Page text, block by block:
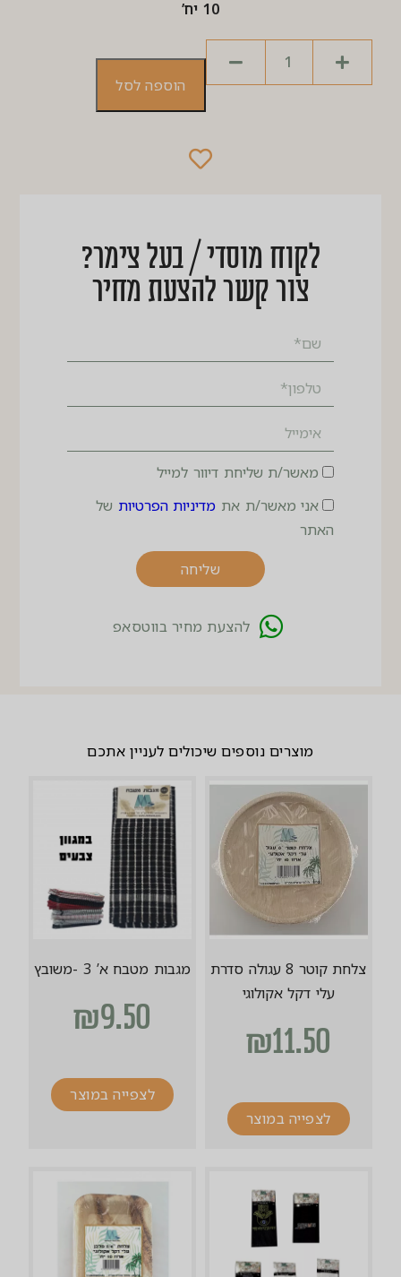
10 יח’
הוספה לסל
לקוח מוסדי / בעל צימר?
צור קשר להצעת מחיר
מאשר/ת שליחת דיוור למייל
אני מאשר/ת את מדיניות הפרטיות של
האתר
שליחה
להצעת מחיר בווטסאפ
מוצרים נוספים שיכולים לעניין אתכם
צלחת קוטר 8 עגולה סדרת
עלי דקל אקולוגי
₪11.50
לצפייה במוצר
מגבות מטבח א’ 3 -משובץ
₪9.50
לצפייה במוצר